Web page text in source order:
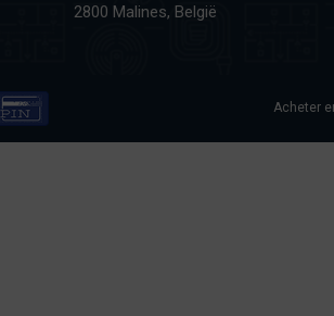
2800 Malines, België
Acheter